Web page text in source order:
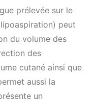
prélevée sur le
peut
du volume des
des
cutané ainsi que
aussi la
un